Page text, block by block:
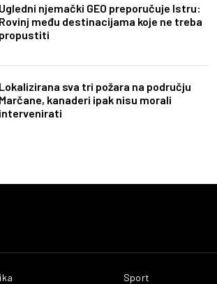
Ugledni njemački GEO preporučuje Istru:
Rovinj među destinacijama koje ne treba
propustiti
Lokalizirana sva tri požara na području
Marčane, kanaderi ipak nisu morali
intervenirati
Sport